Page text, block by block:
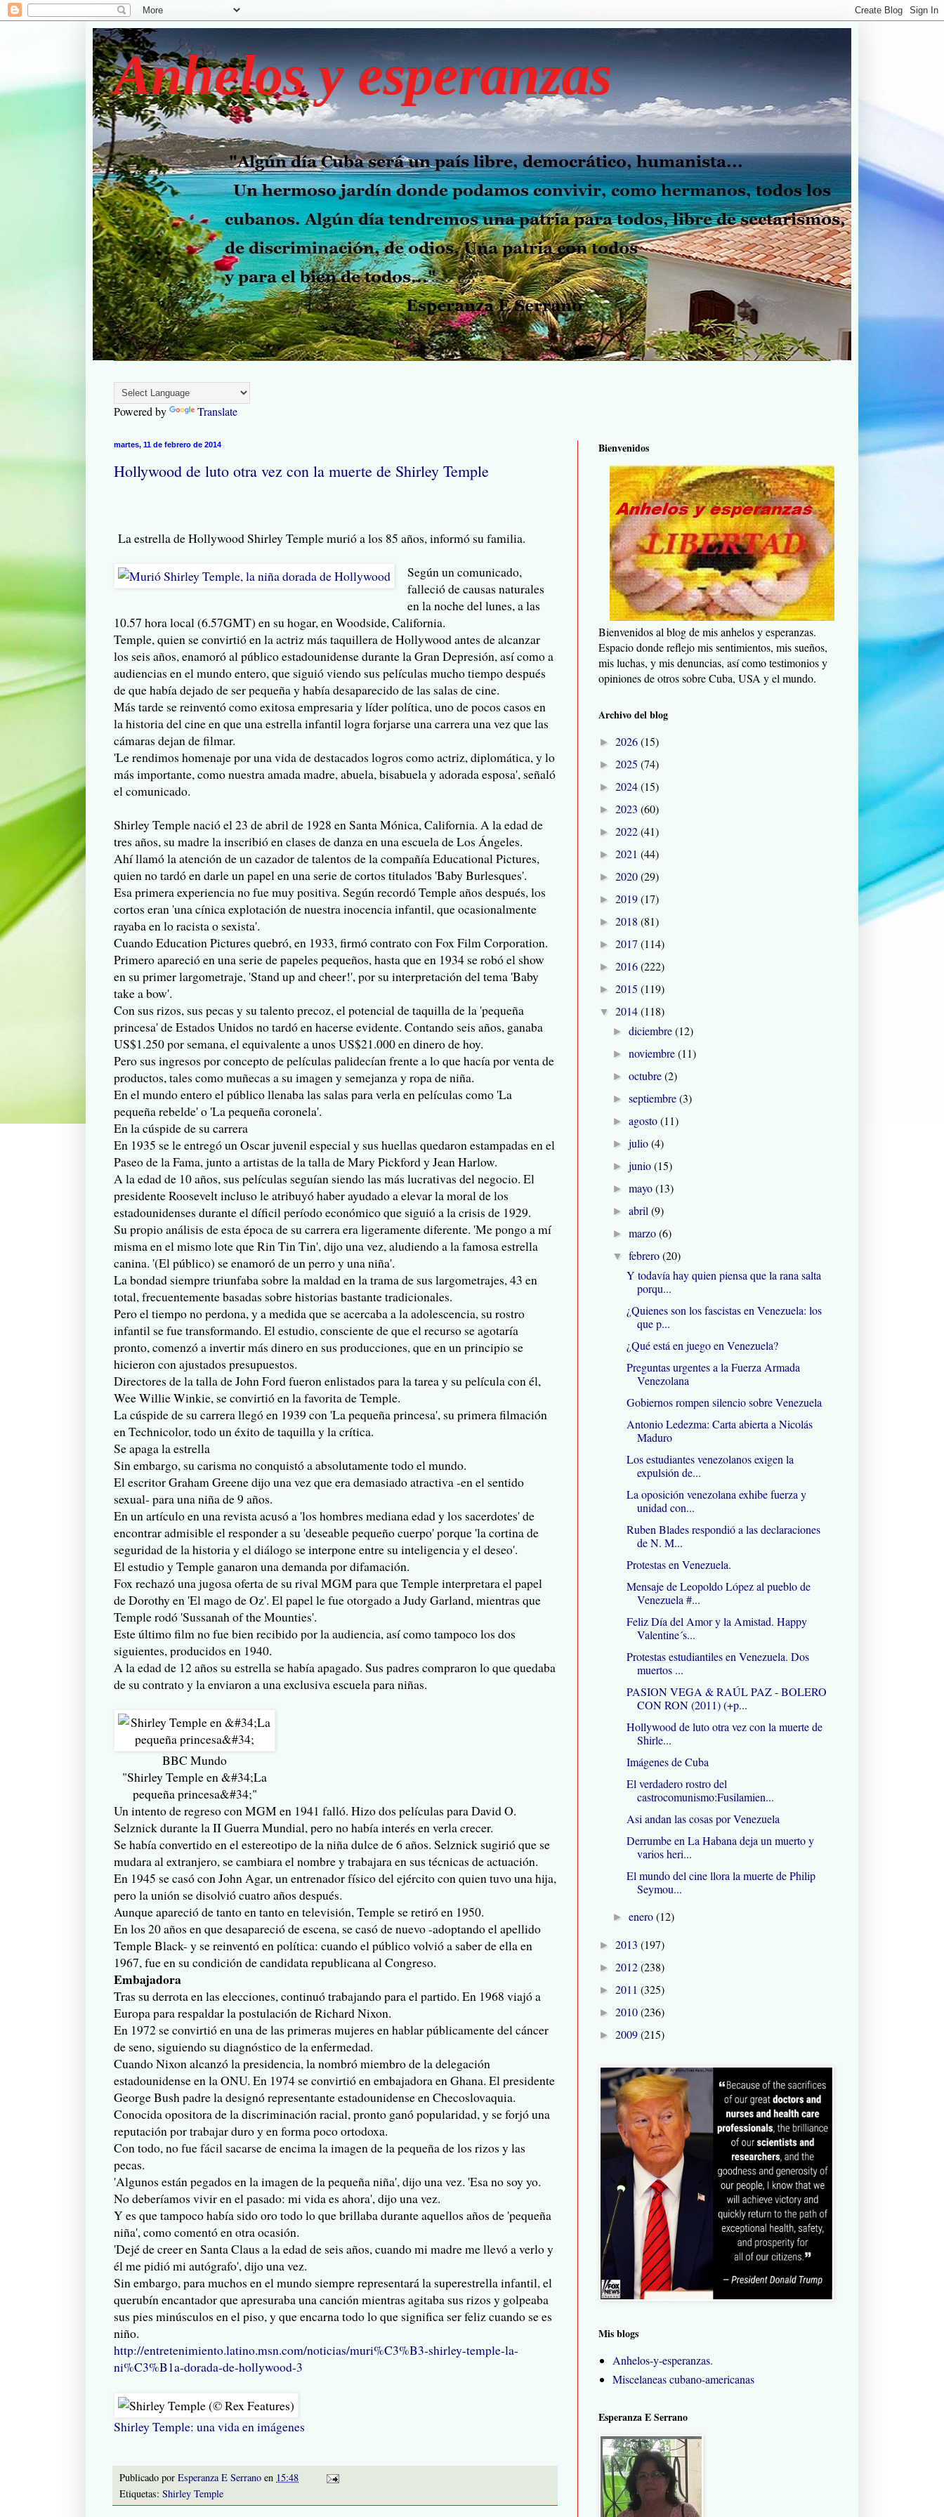
Anhelos y esperanzas
Powered by Translate
martes, 11 de febrero de 2014
Hollywood de luto otra vez con la muerte de Shirley Temple
La estrella de Hollywood Shirley Temple murió a los 85 años, informó su familia.
Según un comunicado,
falleció de causas naturales
en la noche del lunes, a las
10.57 hora local (6.57GMT) en su hogar, en Woodside, California.
Temple, quien se convirtió en la actriz más taquillera de Hollywood antes de alcanzar
los seis años, enamoró al público estadounidense durante la Gran Depresión, así como a
audiencias en el mundo entero, que siguió viendo sus películas mucho tiempo después
de que había dejado de ser pequeña y había desaparecido de las salas de cine.
Más tarde se reinventó como exitosa empresaria y líder política, uno de pocos casos en
la historia del cine en que una estrella infantil logra forjarse una carrera una vez que las
cámaras dejan de filmar.
'Le rendimos homenaje por una vida de destacados logros como actriz, diplomática, y lo
más importante, como nuestra amada madre, abuela, bisabuela y adorada esposa', señaló
el comunicado.
Shirley Temple nació el 23 de abril de 1928 en Santa Mónica, California. A la edad de
tres años, su madre la inscribió en clases de danza en una escuela de Los Ángeles.
Ahí llamó la atención de un cazador de talentos de la compañía Educational Pictures,
quien no tardó en darle un papel en una serie de cortos titulados 'Baby Burlesques'.
Esa primera experiencia no fue muy positiva. Según recordó Temple años después, los
cortos eran 'una cínica explotación de nuestra inocencia infantil, que ocasionalmente
rayaba en lo racista o sexista'.
Cuando Education Pictures quebró, en 1933, firmó contrato con Fox Film Corporation.
Primero apareció en una serie de papeles pequeños, hasta que en 1934 se robó el show
en su primer largometraje, 'Stand up and cheer!', por su interpretación del tema 'Baby
take a bow'.
Con sus rizos, sus pecas y su talento precoz, el potencial de taquilla de la 'pequeña
princesa' de Estados Unidos no tardó en hacerse evidente. Contando seis años, ganaba
US$1.250 por semana, el equivalente a unos US$21.000 en dinero de hoy.
Pero sus ingresos por concepto de películas palidecían frente a lo que hacía por venta de
productos, tales como muñecas a su imagen y semejanza y ropa de niña.
En el mundo entero el público llenaba las salas para verla en películas como 'La
pequeña rebelde' o 'La pequeña coronela'.
En la cúspide de su carrera
En 1935 se le entregó un Oscar juvenil especial y sus huellas quedaron estampadas en el
Paseo de la Fama, junto a artistas de la talla de Mary Pickford y Jean Harlow.
A la edad de 10 años, sus películas seguían siendo las más lucrativas del negocio. El
presidente Roosevelt incluso le atribuyó haber ayudado a elevar la moral de los
estadounidenses durante el díficil período económico que siguió a la crisis de 1929.
Su propio análisis de esta época de su carrera era ligeramente diferente. 'Me pongo a mí
misma en el mismo lote que Rin Tin Tin', dijo una vez, aludiendo a la famosa estrella
canina. '(El público) se enamoró de un perro y una niña'.
La bondad siempre triunfaba sobre la maldad en la trama de sus largometrajes, 43 en
total, frecuentemente basadas sobre historias bastante tradicionales.
Pero el tiempo no perdona, y a medida que se acercaba a la adolescencia, su rostro
infantil se fue transformando. El estudio, consciente de que el recurso se agotaría
pronto, comenzó a invertir más dinero en sus producciones, que en un principio se
hicieron con ajustados presupuestos.
Directores de la talla de John Ford fueron enlistados para la tarea y su película con él,
Wee Willie Winkie, se convirtió en la favorita de Temple.
La cúspide de su carrera llegó en 1939 con 'La pequeña princesa', su primera filmación
en Technicolor, todo un éxito de taquilla y la crítica.
Se apaga la estrella
Sin embargo, su carisma no conquistó a absolutamente todo el mundo.
El escritor Graham Greene dijo una vez que era demasiado atractiva -en el sentido
sexual- para una niña de 9 años.
En un artículo en una revista acusó a 'los hombres mediana edad y los sacerdotes' de
encontrar admisible el responder a su 'deseable pequeño cuerpo' porque 'la cortina de
seguridad de la historia y el diálogo se interpone entre su inteligencia y el deseo'.
El estudio y Temple ganaron una demanda por difamación.
Fox rechazó una jugosa oferta de su rival MGM para que Temple interpretara el papel
de Dorothy en 'El mago de Oz'. El papel le fue otorgado a Judy Garland, mientras que
Temple rodó 'Sussanah of the Mounties'.
Este último film no fue bien recibido por la audiencia, así como tampoco los dos
siguientes, producidos en 1940.
A la edad de 12 años su estrella se había apagado. Sus padres compraron lo que quedaba
de su contrato y la enviaron a una exclusiva escuela para niñas.
BBC Mundo
"Shirley Temple en &#34;La
pequeña princesa&#34;"
Un intento de regreso con MGM en 1941 falló. Hizo dos películas para David O.
Selznick durante la II Guerra Mundial, pero no había interés en verla crecer.
Se había convertido en el estereotipo de la niña dulce de 6 años. Selznick sugirió que se
mudara al extranjero, se cambiara el nombre y trabajara en sus técnicas de actuación.
En 1945 se casó con John Agar, un entrenador físico del ejército con quien tuvo una hija,
pero la unión se disolvió cuatro años después.
Aunque apareció de tanto en tanto en televisión, Temple se retiró en 1950.
En los 20 años en que desapareció de escena, se casó de nuevo -adoptando el apellido
Temple Black- y se reinventó en política: cuando el público volvió a saber de ella en
1967, fue en su condición de candidata republicana al Congreso.
Embajadora
Tras su derrota en las elecciones, continuó trabajando para el partido. En 1968 viajó a
Europa para respaldar la postulación de Richard Nixon.
En 1972 se convirtió en una de las primeras mujeres en hablar públicamente del cáncer
de seno, siguiendo su diagnóstico de la enfermedad.
Cuando Nixon alcanzó la presidencia, la nombró miembro de la delegación
estadounidense en la ONU. En 1974 se convirtió en embajadora en Ghana. El presidente
George Bush padre la designó representante estadounidense en Checoslovaquia.
Conocida opositora de la discriminación racial, pronto ganó popularidad, y se forjó una
reputación por trabajar duro y en forma poco ortodoxa.
Con todo, no fue fácil sacarse de encima la imagen de la pequeña de los rizos y las
pecas.
'Algunos están pegados en la imagen de la pequeña niña', dijo una vez. 'Esa no soy yo.
No deberíamos vivir en el pasado: mi vida es ahora', dijo una vez.
Y es que tampoco había sido oro todo lo que brillaba durante aquellos años de 'pequeña
niña', como comentó en otra ocasión.
'Dejé de creer en Santa Claus a la edad de seis años, cuando mi madre me llevó a verlo y
él me pidió mi autógrafo', dijo una vez.
Sin embargo, para muchos en el mundo siempre representará la superestrella infantil, el
querubín encantador que apresuraba una canción mientras agitaba sus rizos y golpeaba
sus pies minúsculos en el piso, y que encarna todo lo que significa ser feliz cuando se es
niño.
http://entretenimiento.latino.msn.com/noticias/muri%C3%B3-shirley-temple-la-
ni%C3%B1a-dorada-de-hollywood-3
Shirley Temple: una vida en imágenes
Publicado por Esperanza E Serrano en 15:48
Etiquetas: Shirley Temple
Bienvenidos
Bienvenidos al blog de mis anhelos y esperanzas.
Espacio donde reflejo mis sentimientos, mis sueños,
mis luchas, y mis denuncias, así como testimonios y
opiniones de otros sobre Cuba, USA y el mundo.
Archivo del blog
► 2026(15)
► 2025 (74)
► 2024(15)
► 2023 (60)
► 2022(41)
► 2021 (44)
► 2020(29)
► 2019(17)
► 2018 (81)
► 2017 (114)
► 2016(222)
► 2015 (119)
▼ 2014(118)
►diciembre(12)
►noviembre(11)
►octubre(2)
►septiembre(3)
►agosto(11)
►julio(4)
►junio(15)
►mayo(13)
►abril(9)
►marzo(6)
▼febrero(20)
Y todavía hay quien piensa que la rana salta
porqu...
¿Quienes son los fascistas en Venezuela: los
que p...
¿Qué está en juego en Venezuela?
Preguntas urgentes a la Fuerza Armada
Venezolana
Gobiernos rompen silencio sobre Venezuela
Antonio Ledezma: Carta abierta a Nicolás
Maduro
Los estudiantes venezolanos exigen la
expulsión de...
La oposición venezolana exhibe fuerza y
unidad con...
Ruben Blades respondió a las declaraciones
de N. M...
Protestas en Venezuela.
Mensaje de Leopoldo López al pueblo de
Venezuela #...
Feliz Día del Amor y la Amistad. Happy
Valentine´s...
Protestas estudiantiles en Venezuela. Dos
muertos ...
PASION VEGA & RAÚL PAZ - BOLERO
CON RON (2011) (+p...
Hollywood de luto otra vez con la muerte de
Shirle...
Imágenes de Cuba
El verdadero rostro del
castrocomunismo:Fusilamien...
Asi andan las cosas por Venezuela
Derrumbe en La Habana deja un muerto y
varios heri...
El mundo del cine llora la muerte de Philip
Seymou...
►enero(12)
► 2013 (197)
► 2012(238)
► 2011 (325)
► 2010(236)
► 2009(215)
Mis blogs
Anhelos-y-esperanzas.
Miscelaneas cubano-americanas
Esperanza E Serrano